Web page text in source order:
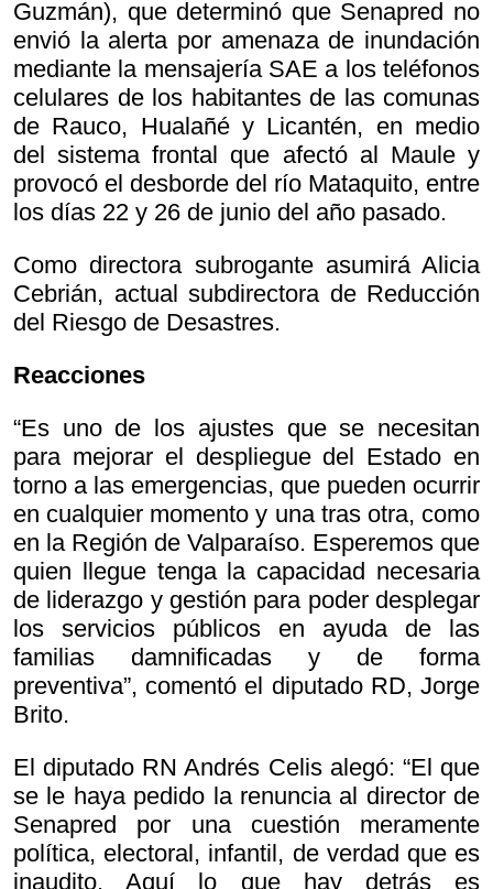
Guzmán), que determinó que Senapred no
envió la alerta por amenaza de inundación
mediante la mensajería SAE a los teléfonos
celulares de los habitantes de las comunas
de Rauco, Hualañé y Licantén, en medio
del sistema frontal que afectó al Maule y
provocó el desborde del río Mataquito, entre
los días 22 y 26 de junio del año pasado.
Como directora subrogante asumirá Alicia
Cebrián, actual subdirectora de Reducción
del Riesgo de Desastres.
Reacciones
“Es uno de los ajustes que se necesitan
para mejorar el despliegue del Estado en
torno a las emergencias, que pueden ocurrir
en cualquier momento y una tras otra, como
en la Región de Valparaíso. Esperemos que
quien llegue tenga la capacidad necesaria
de liderazgo y gestión para poder desplegar
los servicios públicos en ayuda de las
familias damnificadas y de forma
preventiva”, comentó el diputado RD, Jorge
Brito.
El diputado RN Andrés Celis alegó: “El que
se le haya pedido la renuncia al director de
Senapred por una cuestión meramente
política, electoral, infantil, de verdad que es
inaudito. Aquí lo que hay detrás es